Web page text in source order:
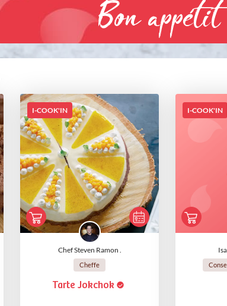
Bon
I-COOK'IN
Chef Steven Ramon .
Cheffe
Tarte Jokchok
I-COOK'IN